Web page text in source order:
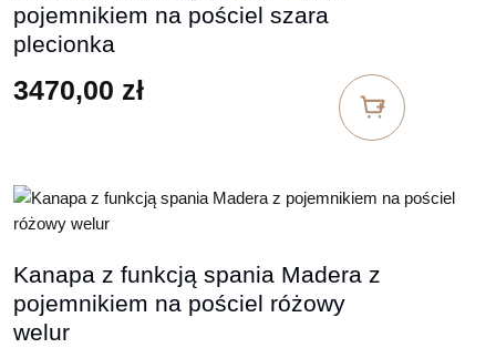
pojemnikiem na pościel szara
plecionka
3470,00 zł
Kanapa z funkcją spania Madera z
pojemnikiem na pościel różowy
welur